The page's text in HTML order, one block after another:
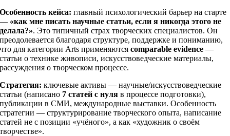
Особенность кейса: главный психологический барьер на старте
— «как мне писать научные статьи, если я никогда этого не
делала?». Это типичный страх творческих специалистов. Он
преодолевается благодаря структуре, поддержке и пониманию,
что для категории Arts применяютсяcomparable evidence —
статьи о технике живописи, искусствоведческие материалы,
рассуждения о творческом процессе.
Стратегия: ключевые активы — научные/искусствоведческие
статьи (написано 7 статей с нуля в процессе подготовки),
публикации в СМИ, международные выставки. Особенность
стратегии — структурирование творческого опыта, написание
статей не с позиции «учёного», а как «художник о своём
творчестве».